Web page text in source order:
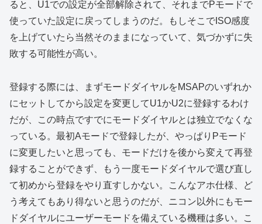
ると、U1での設定が全部解除されて、それまでPモードで
使っていた設定に戻ってしまうのだ。もしそこでISO感度
を上げていたら当然そのままになっていて、気づかずに失
敗する可能性が高い。
登録する際には、まずモードダイヤルをMSAPのいずれか
にセットしてから設定を変更してU1かU2に登録するわけ
だが、この時点ですでにモードダイヤルとは独立でなくな
っている。最初Aモードで登録したが、やっぱりPモード
に変更したいと思っても、モードだけを後から変えて再登
録することができず、もう一度モードダイヤルで選び直し
て初めから登録をやり直すしかない。こんなアホ仕様、ど
う考えてもあり得ないと思うのだが、ニコン以外にもモー
ドダイヤルにユーザーモードを備えている機種は多い。こ